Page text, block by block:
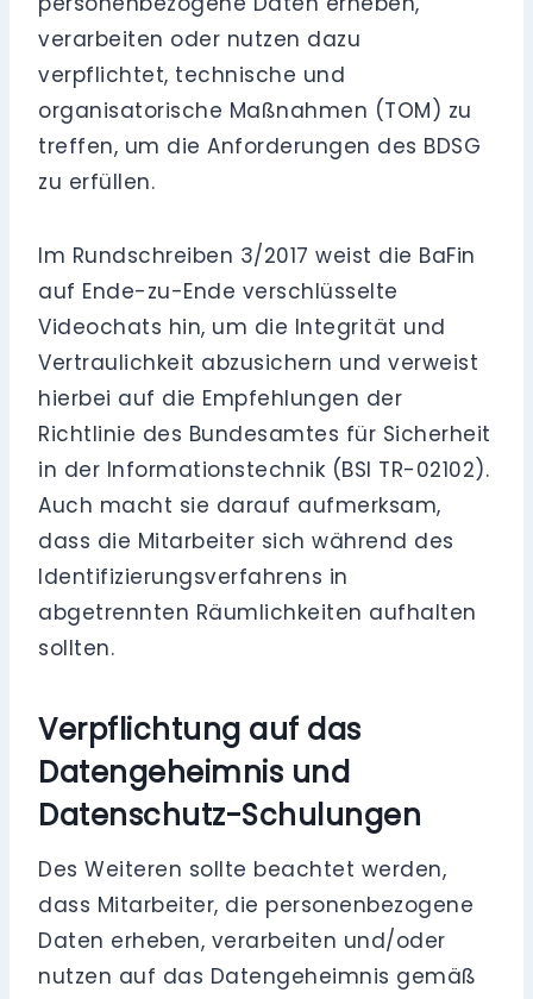
verarbeiten oder nutzen dazu
verpflichtet, technische und
organisatorische Maßnahmen (TOM) zu
treffen, um die Anforderungen des BDSG
zu erfüllen.
Im Rundschreiben 3/2017 weist die BaFin
auf Ende-zu-Ende verschlüsselte
Videochats hin, um die Integrität und
Vertraulichkeit abzusichern und verweist
hierbei auf die Empfehlungen der
Richtlinie des Bundesamtes für Sicherheit
in der Informationstechnik (BSI TR-02102).
Auch macht sie darauf aufmerksam,
dass die Mitarbeiter sich während des
Identifizierungsverfahrens in
abgetrennten Räumlichkeiten aufhalten
sollten.
Verpflichtung auf das
Datengeheimnis und
Datenschutz-Schulungen
Des Weiteren sollte beachtet werden,
dass Mitarbeiter, die personenbezogene
Daten erheben, verarbeiten und/oder
nutzen auf das Datengeheimnis gemäß